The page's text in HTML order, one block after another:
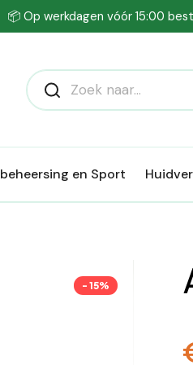
📦 Op werkdagen vóór 15:00
en Sport
- 15%